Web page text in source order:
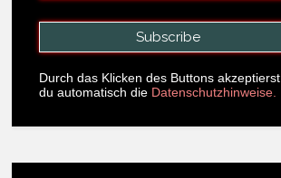
Durch das Klicken des Buttons akzeptierst
du automatisch die Datenschutzhinweise.